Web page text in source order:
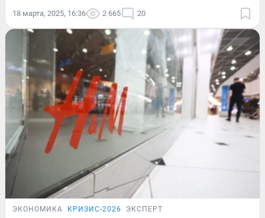
18 марта, 2025, 16:36 2 665 20
ЭКОНОМИКА КРИЗИС-2026 ЭКСПЕРТ